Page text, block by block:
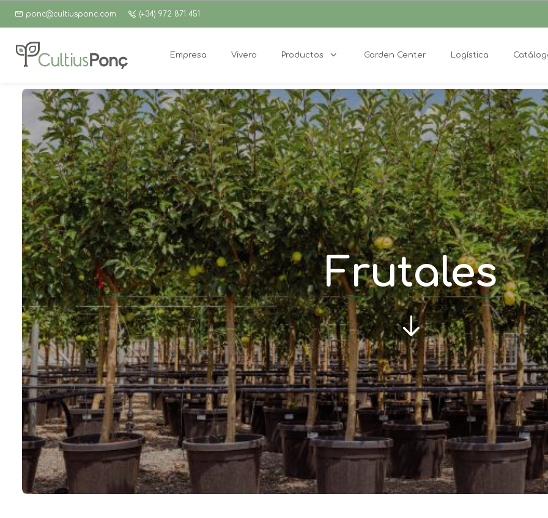
ponc@cultiusponc.com (+34) 972 871 451
Empresa Vivero Productos Garden Center Logística
Frutales